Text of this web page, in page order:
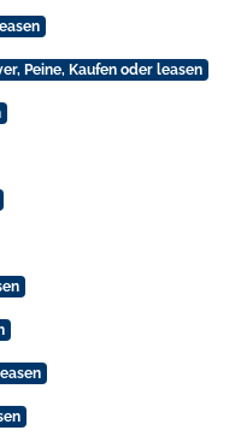
Peine, Kaufen oder leasen